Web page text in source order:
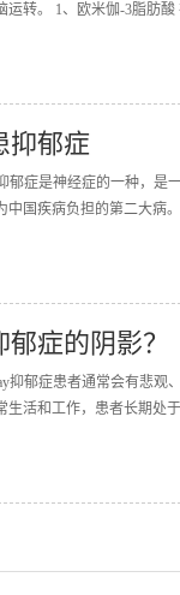
运转。 1、欧米伽-3脂肪酸
抑郁症
郁症是神经症的一种，
中国疾病负担的第二大病
症的阴影？
抑郁症患者通常会有悲
生活和工作，患者长期处